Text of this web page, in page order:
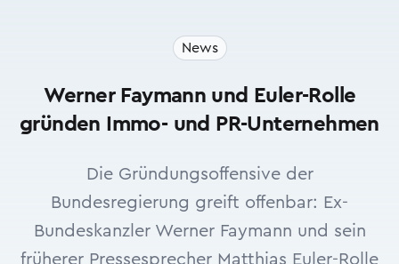
News
Werner Faymann und Euler-Rolle
gründen Immo- und PR-Unternehmen
Die Gründungsoffensive der
Bundesregierung greift offenbar: Ex-
Bundeskanzler Werner Faymann und sein
früherer Pressesprecher Matthias Euler-Rolle